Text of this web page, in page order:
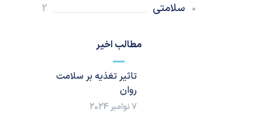
سلامتی 2
مطالب اخیر
تاثیر تغذیه بر سلامت
روان
7 نوامبر 2024